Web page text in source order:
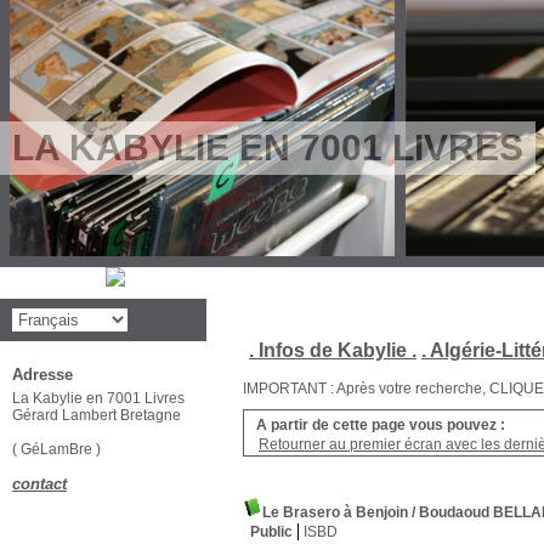
LA KABYLIE EN 7001 LIVRES
. Infos de Kabylie . . Algérie-
IMPORTANT : Après votre recherche,
A partir de cette page vous pouvez :
Retourner au premier écran avec les
Le Brasero à Benjoin / Boudaoud
Public
ISBD
Adresse
La Kabylie en 7001 Livres
Gérard Lambert Bretagne
( GéLamBre )
contact